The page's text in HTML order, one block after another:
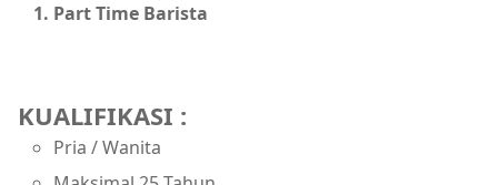
Part Time Barista
KUALIFIKASI :
Pria / Wanita